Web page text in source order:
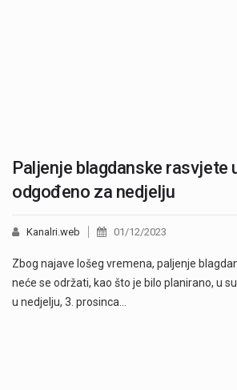
Paljenje blagdanske rasvjete
odgođeno za nedjelju
Kanalri.web 01/12/2023
Zbog najave lošeg vremena, paljenje
neće se održati, kao što je bilo planirano, u
u nedjelju, 3. prosinca…